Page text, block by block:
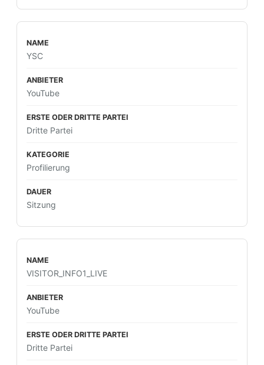
YSC
YouTube
Dritte Partei
Profilierung
Sitzung
VISITOR_INFO1_LIVE
YouTube
Dritte Partei